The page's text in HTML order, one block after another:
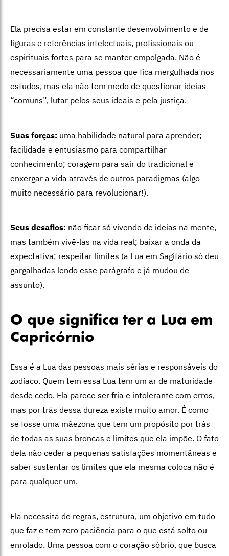
Ela precisa estar em constante desenvolvimento e de
figuras e referências intelectuais, profissionais ou
espirituais fortes para se manter empolgada. Não é
necessariamente uma pessoa que fica mergulhada nos
estudos, mas ela não tem medo de questionar ideias
“comuns”, lutar pelos seus ideais e pela justiça.
Suas forças: uma habilidade natural para aprender;
facilidade e entusiasmo para compartilhar
conhecimento; coragem para sair do tradicional e
enxergar a vida através de outros paradigmas (algo
muito necessário para revolucionar!).
Seus desafios: não ficar só vivendo de ideias na mente,
mas também vivê-las na vida real; baixar a onda da
expectativa; respeitar limites (a Lua em Sagitário só deu
gargalhadas lendo esse parágrafo e já mudou de
assunto).
O que significa ter a Lua em
Capricórnio
Essa é a Lua das pessoas mais sérias e responsáveis do
zodíaco. Quem tem essa Lua tem um ar de maturidade
desde cedo. Ela parece ser fria e intolerante com erros,
mas por trás dessa dureza existe muito amor. É como
se fosse uma mãezona que tem um propósito por trás
de todas as suas broncas e limites que ela impõe. O fato
dela não ceder a pequenas satisfações momentâneas e
saber sustentar os limites que ela mesma coloca não é
para qualquer um.
Ela necessita de regras, estrutura, um objetivo em tudo
que faz e tem zero paciência para o que está solto ou
enrolado. Uma pessoa com o coração sóbrio, que busca